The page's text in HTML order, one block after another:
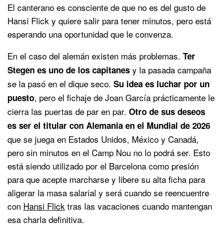
El canterano es consciente de que no es del gusto de
Hansi Flick y quiere salir para tener minutos, pero está
esperando una oportunidad que le convenza.
En el caso del alemán existen más problemas. Ter
Stegen es uno de los capitanes y la pasada campaña
se la pasó en el dique seco. Su idea es luchar por un
puesto, pero el fichaje de Joan García prácticamente le
cierra las puertas de par en par. Otro de sus deseos
es ser el titular con Alemania en el Mundial de 2026
que se juega en Estados Unidos, México y Canadá,
pero sin minutos en el Camp Nou no lo podrá ser. Esto
está siendo utilizado por el Barcelona como presión
para que acepte marcharse y libere su alta ficha para
aligerar la masa salarial y será cuando se reencuentre
con Hansi Flick tras las vacaciones cuando mantengan
esa charla definitiva.